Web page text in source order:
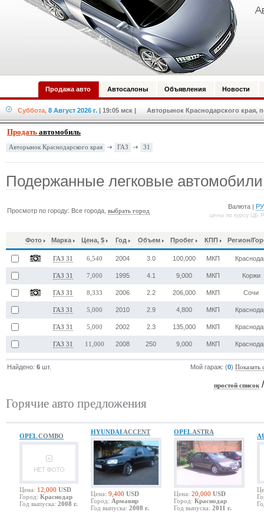
Продажа авто Автосалоны Объявления Новости
Суббота, 8 Август 2026 г. | 19:05 мск | Авторынок Краснодарского края,
Продать автомобиль
Авторынок Краснодарского края ГАЗ 31
Подержанные легковые
Просмотр по городу: Все города,выбрать город
Валюта |
цены по курсу ЦБ
Фото Марка Цена, $ Год Объем Пробег КПП Регион/
ГАЗ 31 6,540 2004 3.0 100,000 МКП
ГАЗ 31 7,000 1995 4.1 9,000 МКП Коржи
ГАЗ 31 8,333 2006 2.2 206,000 МКП Сочи
ГАЗ 31 5,000 2010 2.9 4,800 МКП
ГАЗ 31 5,000 2002 2.3 135,000 МКП
ГАЗ 31 11,000 2008 250 9,000 МКП
Найдено:6 шт. Мой гараж: (0)Показать
простой список
Горячие авто предложения
OPELCOMBO
Цена: 12,000 USD
Город: Краснодар
Год выпуска: 2008 г.
HYUNDAI ACCENT
Цена: 9,400 USD
Город: Армавир
Год выпуска: 2008 г.
OPELASTRA
Цена: 20,000 USD
Город: Краснодар
Год выпуска: 2011 г.